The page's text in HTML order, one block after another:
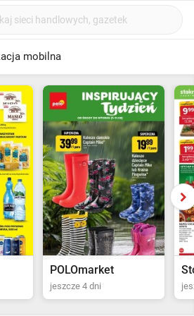
mobilna
jeszcze 5 dni